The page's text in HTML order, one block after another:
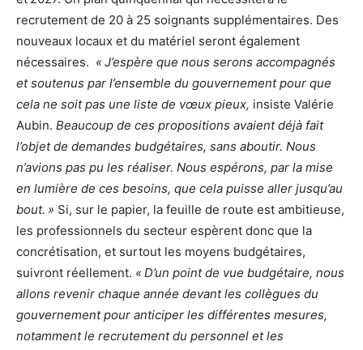
recrutement de 20 à 25 soignants supplémentaires. Des
nouveaux locaux et du matériel seront également
nécessaires. « J’espère que nous serons accompagnés
et soutenus par l’ensemble du gouvernement pour que
cela ne soit pas une liste de vœux pieux, insiste Valérie
Aubin. Beaucoup de ces propositions avaient déjà fait
l’objet de demandes budgétaires, sans aboutir. Nous
n’avions pas pu les réaliser. Nous espérons, par la mise
en lumière de ces besoins, que cela puisse aller jusqu’au
bout. » Si, sur le papier, la feuille de route est ambitieuse,
les professionnels du secteur espèrent donc que la
concrétisation, et surtout les moyens budgétaires,
suivront réellement. « D’un point de vue budgétaire, nous
allons revenir chaque année devant les collègues du
gouvernement pour anticiper les différentes mesures,
notamment le recrutement du personnel et les